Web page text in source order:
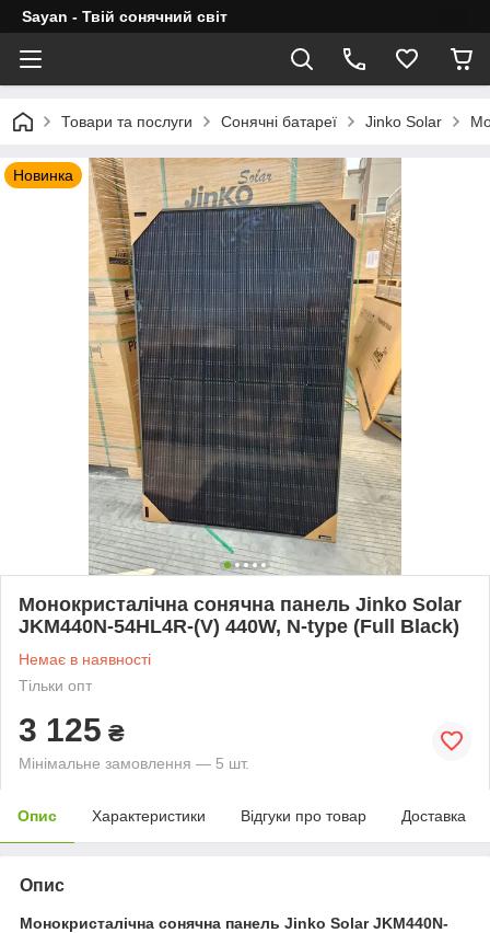
Sayan - Твій сонячний світ
Товари та послуги Сонячні батареї Jinko Solar
Новинка
Монокристалічна сонячна панель Jinko Solar
JKM440N-54HL4R-(V) 440W, N-type (Full Black)
Немає в наявності
Тільки опт
3 125 ₴
Мінімальне замовлення — 5 шт.
Опис Характеристики Відгуки про товар Доставка
Опис
Монокристалічна сонячна панель Jinko Solar JKM440N-